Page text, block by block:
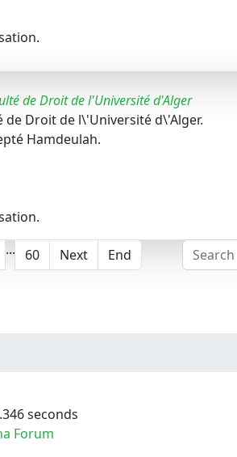
de Droit de l'Université d'Alger
de Droit de l\'Université d\'Alger.
Hamdeulah.
... 60 Next End
seconds
Forum